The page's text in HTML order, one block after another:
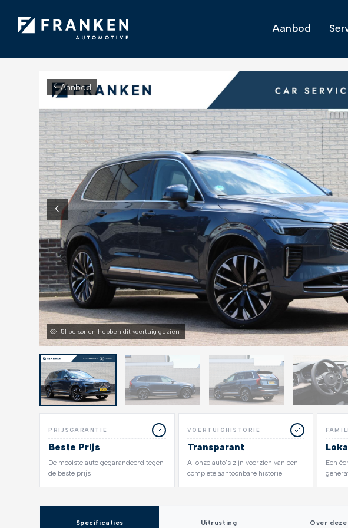
Aanbod
Diensten
51 personen hebben dit voertuig gezien
Aanbod
PRIJSGARANTIE
Beste Prijs
De mooiste auto gegarandeerd tegen
de beste prijs
VOERTUIGHISTORIE
Transparant
Al onze auto's zijn voorzien van een
complete aantoonbare historie
Een
Specificaties Uitrusting Over